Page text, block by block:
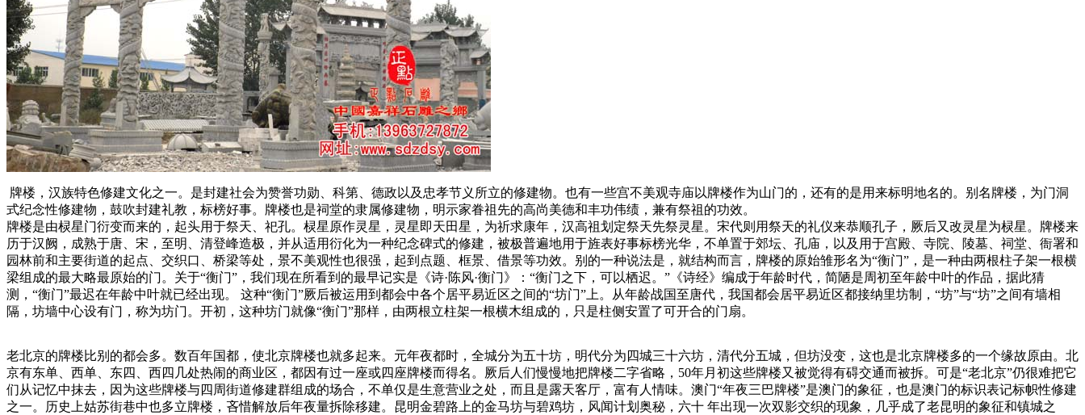
牌楼，汉族特色修建文化之一。是封建社会为赞誉功勋、科第、德政以及忠孝节义所立的修建物。也有一些宫不美观寺庙以牌楼作为山门的，还有的是用来标明地名的。别名牌楼，为门洞
式纪念性修建物，鼓吹封建礼教，标榜好事。牌楼也是祠堂的隶属修建物，明示家眷祖先的高尚美德和丰功伟绩，兼有祭祖的功效。
牌楼是由棂星门衍变而来的，起头用于祭天、祀孔。棂星原作灵星，灵星即天田星，为祈求康年，汉高祖划定祭天先祭灵星。宋代则用祭天的礼仪来恭顺孔子，厥后又改灵星为棂星。牌楼来
历于汉阙，成熟于唐、宋，至明、清登峰造极，并从适用衍化为一种纪念碑式的修建，被极普遍地用于旌表好事标榜光华，不单置于郊坛、孔庙，以及用于宫殿、寺院、陵墓、祠堂、衙署和
园林前和主要街道的起点、交织口、桥梁等处，景不美观性也很强，起到点题、框景、借景等功效。别的一种说法是，就结构而言，牌楼的原始雏形名为“衡门”，是一种由两根柱子架一根横
梁组成的最大略最原始的门。关于“衡门”，我们现在所看到的最早记实是《诗·陈风·衡门》：“衡门之下，可以栖迟。”《诗经》编成于年龄时代，简陋是周初至年龄中叶的作品，据此猜
测，“衡门”最迟在年龄中叶就已经出现。 这种“衡门”厥后被运用到都会中各个居平易近区之间的“坊门”上。从年龄战国至唐代，我国都会居平易近区都接纳里坊制，“坊”与“坊”之间有墙相
隔，坊墙中心设有门，称为坊门。开初，这种坊门就像“衡门”那样，由两根立柱架一根横木组成的，只是柱侧安置了可开合的门扇。
老北京的牌楼比别的都会多。数百年国都，使北京牌楼也就多起来。元年夜都时，全城分为五十坊，明代分为四城三十六坊，清代分五城，但坊没变，这也是北京牌楼多的一个缘故原由。北
京有东单、西单、东四、西四几处热闹的商业区，都因有过一座或四座牌楼而得名。厥后人们慢慢地把牌楼二字省略，50年月初这些牌楼又被觉得有碍交通而被拆。可是“老北京”仍很难把它
们从记忆中抹去，因为这些牌楼与四周街道修建群组成的场合，不单仅是生意营业之处，而且是露天客厅，富有人情味。澳门“年夜三巴牌楼”是澳门的象征，也是澳门的标识表记标帜性修建
之一。历史上姑苏街巷中也多立牌楼，吝惜解放后年夜量拆除移建。昆明金碧路上的金马坊与碧鸡坊，风闻计划奥秘，六十 年出现一次双影交织的现象，几乎成了老昆明的象征和镇城之